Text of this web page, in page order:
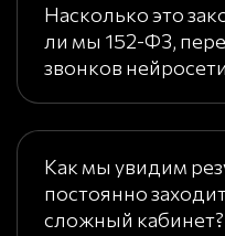
Насколько это
ли мы 152-ФЗ,
звонков
Как мы увидим
постоянно
сложный кабинет?